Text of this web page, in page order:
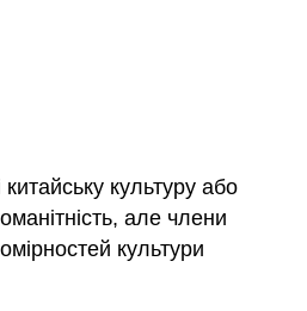
культуру або
але члени
культури